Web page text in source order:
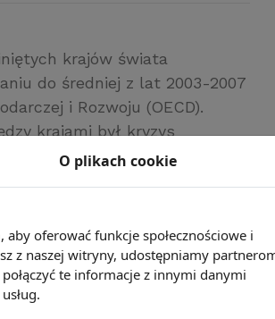
krajów świata
do średniej z lat 2003-2007
i Rozwoju (OECD).
krajami był kryzys
pracy. Analitycy OECD
O plikach cookie
oferować funkcje społecznościowe i
z naszej witryny, udostępniamy
te informacje z innymi danymi